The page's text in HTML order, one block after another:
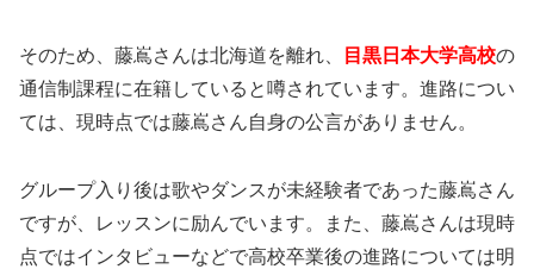
そのため、藤嶌さんは北海道を離れ、 目黒日本大学高校の
通信制課程に在籍していると噂されています。進路につい
ては、現時点では藤嶌さん自身の公言がありません。
グループ入り後は歌やダンスが未経験者であった藤嶌さん
ですが、レッスンに励んでいます。また、藤嶌さんは現時
点ではインタビューなどで高校卒業後の進路については明